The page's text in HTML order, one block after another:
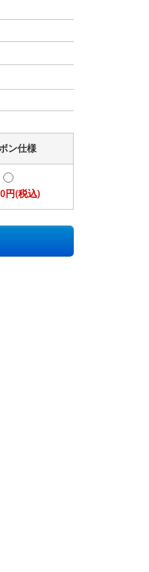
ン仕様
円(税込)